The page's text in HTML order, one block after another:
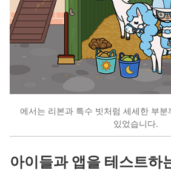
에서는 리본과 특수 빗처럼 세세한 부
있었습니다.
아이들과 앱을 테스트하